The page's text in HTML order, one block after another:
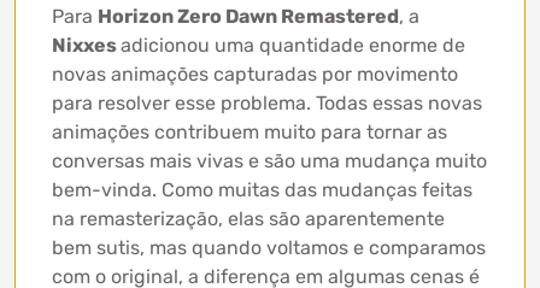
Para Horizon Zero Dawn Remastered, a
Nixxesadicionou uma quantidade enorme de
novas animações capturadas por movimento
para resolver esse problema. Todas essas novas
animações contribuem muito para tornar as
conversas mais vivas e são uma mudança muito
bem-vinda. Como muitas das mudanças feitas
na remasterização, elas são aparentemente
bem sutis, mas quando voltamos e comparamos
com o original, a diferença em algumas cenas é